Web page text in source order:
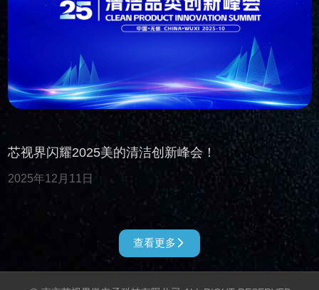
芯视界闪耀2025美的清洁创新峰会！
2025年12月11日
查看更多 